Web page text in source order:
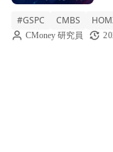
#GSPC CMBS
CMoney 研究員